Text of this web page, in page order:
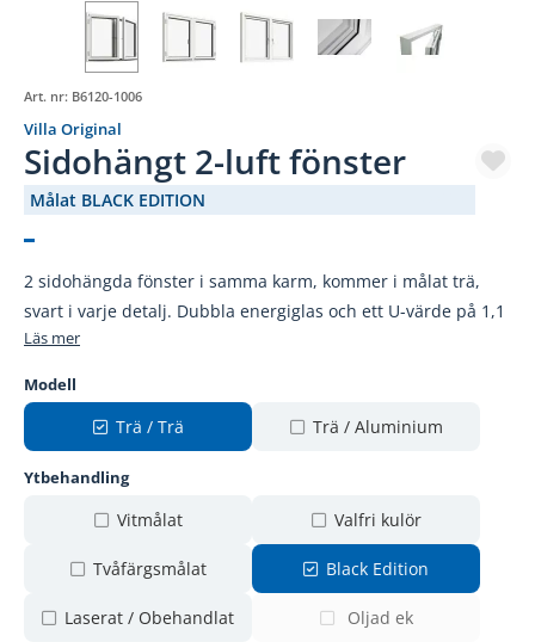
Art. nr: B6120-1006
Villa Original
Sidohängt 2-luft fönster
Målat BLACK EDITION
2 sidohängda fönster i samma karm, kommer i målat trä,
svart i varje detalj. Dubbla energiglas och ett U-värde på 1,1
Läs mer
Modell
Trä / Trä Trä / Aluminium
Ytbehandling
Vitmålat Valfri kulör
Tvåfärgsmålat Black Edition
Laserat / Obehandlat Oljad ek